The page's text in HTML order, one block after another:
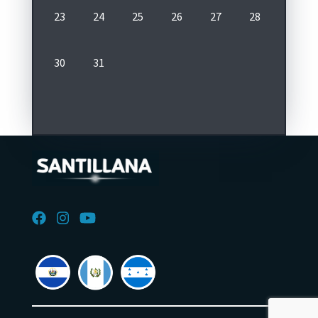
23 24 25 26 27 28
30 31